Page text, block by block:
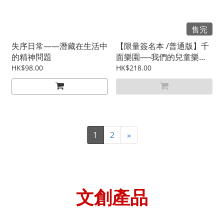
失序日常——潛藏在生活中
的精神問題
HK$98.00
售完
【限量簽名本 /普通版】千
面樂園──我們的兒童樂園
（普通版）
HK$218.00
1 2 »
文創產品